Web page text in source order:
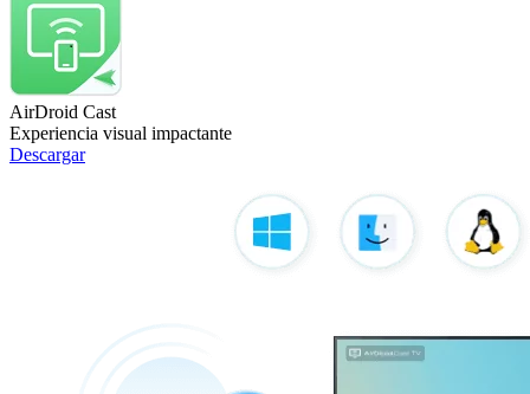
AirDroid Cast
Experiencia visual impactante
Descargar